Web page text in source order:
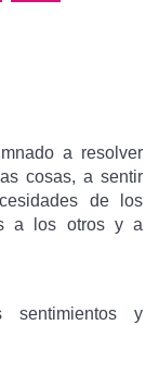
a resolver
cosas, a sentir
de los
a los otros y a
sentimientos y